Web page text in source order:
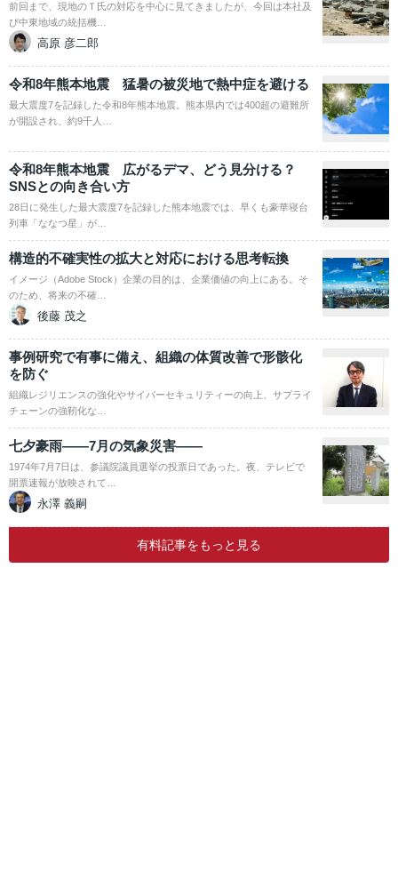
前回まで、現地のＴ氏の対応を中心に見てきましたが、今回は本社及
び中東地域の統括機…
高原 彦二郎
令和8年熊本地震 猛暑の被災地で熱中症を避ける
最大震度7を記録した令和8年熊本地震。熊本県内では400超の避難所
が開設され、約9千人…
令和8年熊本地震 広がるデマ、どう見分ける？
SNSとの向き合い方
28日に発生した最大震度7を記録した熊本地震では、早くも豪華寝台
列車「ななつ星」が…
構造的不確実性の拡大と対応における思考転換
イメージ（Adobe Stock）企業の目的は、企業価値の向上にある。そ
のため、将来の不確…
後藤 茂之
事例研究で有事に備え、組織の体質改善で形骸化
を防ぐ
組織レジリエンスの強化やサイバーセキュリティーの向上、サプライ
チェーンの強靭化な…
七夕豪雨――7月の気象災害――
1974年7月7日は、参議院議員選挙の投票日であった。夜、テレビで
開票速報が放映されて…
永澤 義嗣
有料記事をもっと見る